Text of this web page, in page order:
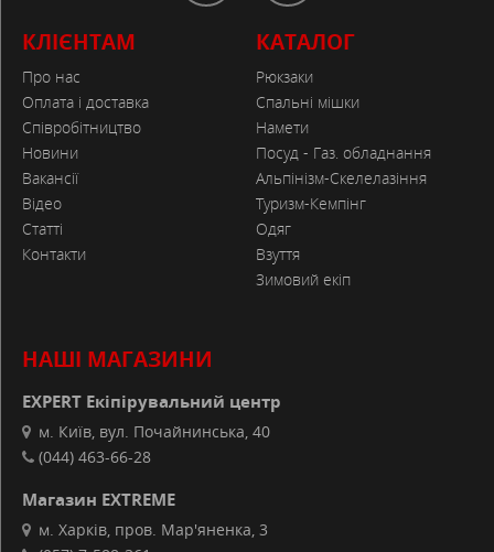
КЛІЄНТАМ
Про нас
Оплата і доставка
Співробітництво
Новини
Вакансії
Відео
Статті
Контакти
КАТАЛОГ
Рюкзаки
Спальні мішки
Намети
Посуд - Газ. обладнання
Альпінізм-Скелелазіння
Туризм-Кемпінг
Одяг
Взуття
Зимовий екіп
НАШІ МАГАЗИНИ
EXPERT Екіпірувальний центр
м. Київ, вул. Почайнинська, 40
(044) 463-66-28
Магазин EXTREME
м. Харків, пров. Мар'яненка, 3